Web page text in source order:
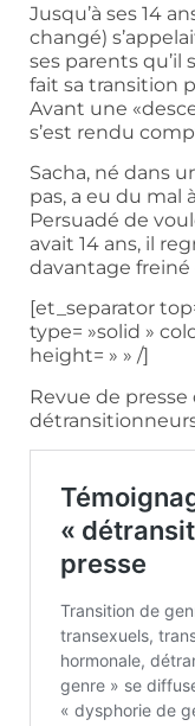
Jusqu’à ses 14
changé)
ses parents qu’il
fait sa transition
Avant une
s’est rendu
Sacha, né dans
pas, a eu du mal
Persuadé de
avait 14 ans, il
davantage freiné
[et_separator
type= »solid »
height= » » /]
Revue de